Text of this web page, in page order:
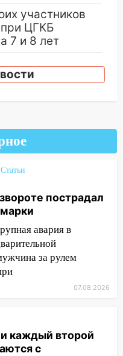
участников
ЦГКБ
7 и 8 лет
сбили над
и Саратовской
фирмы
сбил
двое
ожидается
развороте
и каждый
с
чем может
Статьи
пострадал
авария в
за рулем
07.08.2026
каждый второй
с